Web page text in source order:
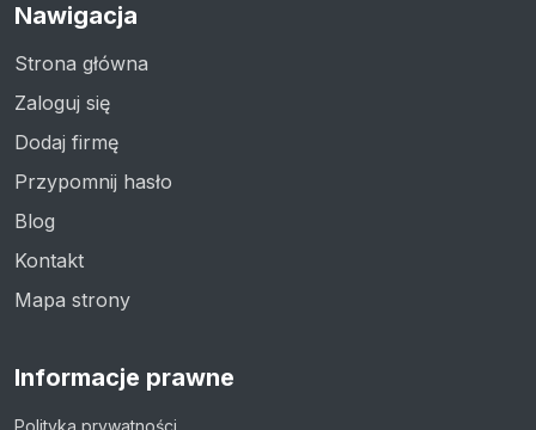
Nawigacja
Strona główna
Zaloguj się
Dodaj firmę
Przypomnij hasło
Blog
Kontakt
Mapa strony
Informacje prawne
Polityka prywatności